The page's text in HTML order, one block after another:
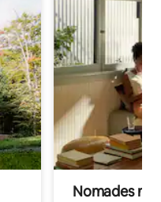
Nomades